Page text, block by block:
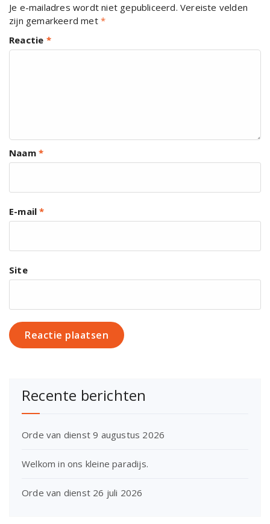
Je e-mailadres wordt niet gepubliceerd. Vereiste velden
zijn gemarkeerd met *
Reactie *
Naam *
E-mail*
Site
Recente berichten
Orde van dienst 9 augustus 2026
Welkom in ons kleine paradijs.
Orde van dienst 26 juli 2026